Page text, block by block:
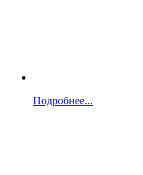
Подробнее...